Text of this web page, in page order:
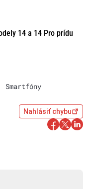
14 a 14 Pro prídu
Smartfóny
Nahlásiť chybu